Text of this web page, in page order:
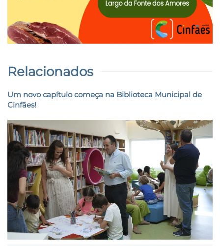
Relacionados
Um novo capítulo começa na Biblioteca Municipal de
Cinfães!